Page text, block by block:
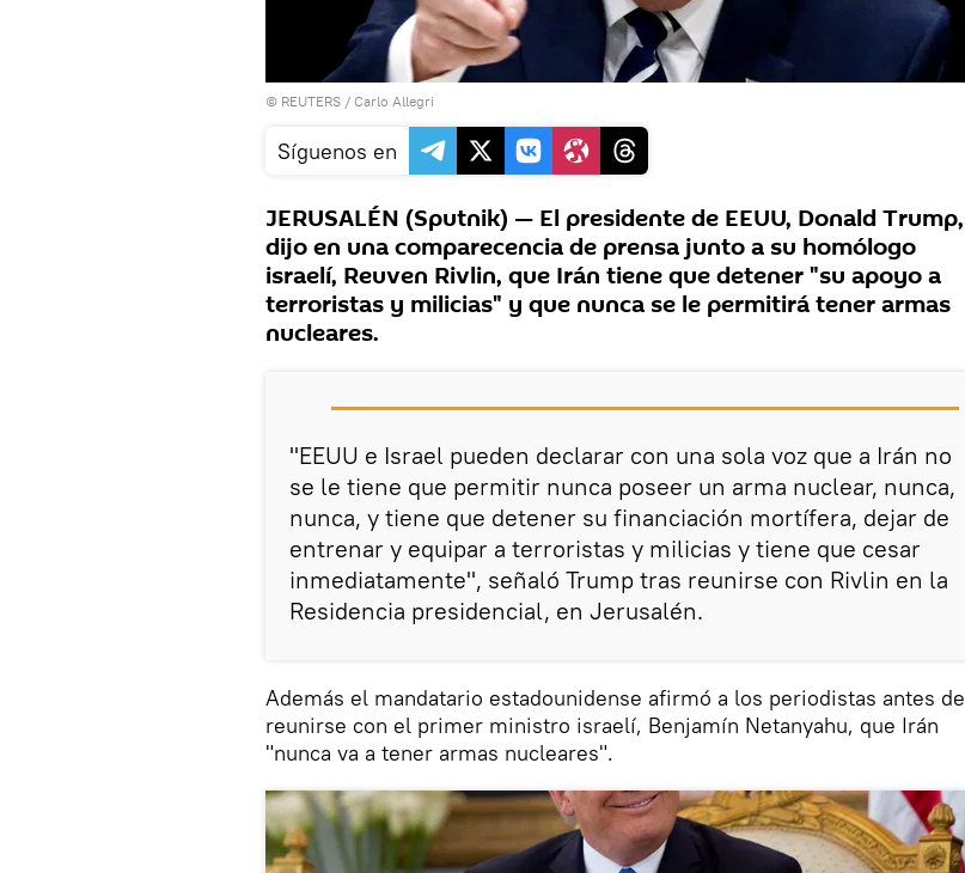
© REUTERS / Carlo Allegri
Síguenos en
JERUSALÉN (Sputnik) — El presidente de EEUU, Donald Trump,
dijo en una comparecencia de prensa junto a su homólogo
israelí, Reuven Rivlin, que Irán tiene que detener "su apoyo a
terroristas y milicias" y que nunca se le permitirá tener armas
nucleares.
"EEUU e Israel pueden declarar con una sola voz que a Irán no
se le tiene que permitir nunca poseer un arma nuclear, nunca,
nunca, y tiene que detener su financiación mortífera, dejar de
entrenar y equipar a terroristas y milicias y tiene que cesar
inmediatamente", señaló Trump tras reunirse con Rivlin en la
Residencia presidencial, en Jerusalén.
Además el mandatario estadounidense afirmó a los periodistas antes de
reunirse con el primer ministro israelí, Benjamín Netanyahu, que Irán
"nunca va a tener armas nucleares".